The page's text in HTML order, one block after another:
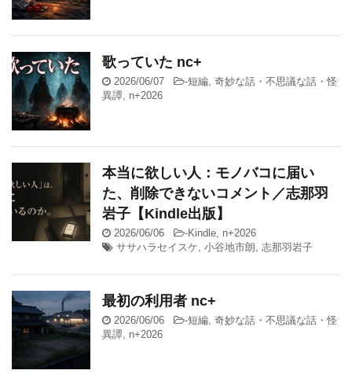
歌っていた nc+
2026/06/07 -短編, 奇妙な話・不思議な話・怪
異譚, n+2026
本当に欲しい人：モノバコに届い
た、削除できないコメント／志那羽
岩子【Kindle出版】
2026/06/06 -Kindle, n+2026
ササハラセイスケ, 小谷地市朗, 志那羽岩子
最初の利用者 nc+
2026/06/06 -短編, 奇妙な話・不思議な話・怪
異譚, n+2026